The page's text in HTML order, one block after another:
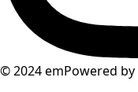
© 2024 emPowered by